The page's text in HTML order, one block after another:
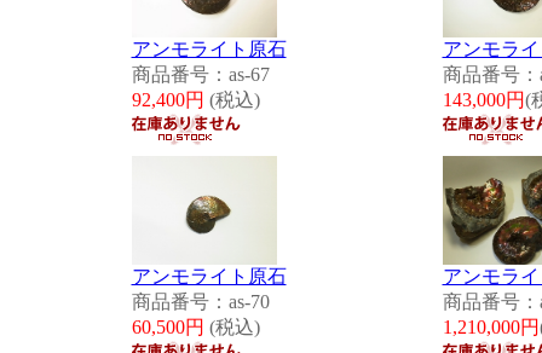
アンモライト原石
商品番号：as-67
92,400円 (税込)
アンモラ
商品番号：
143,000円(
アンモライト原石
商品番号：as-70
60,500円 (税込)
アンモラ
商品番号：
1,210,000円